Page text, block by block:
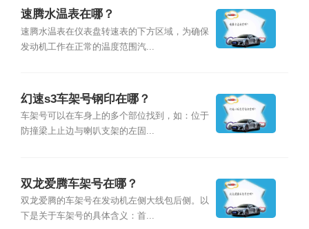
速腾水温表在哪？
速腾水温表在仪表盘转速表的下方区域，为确保
发动机工作在正常的温度范围汽...
幻速s3车架号钢印在哪？
车架号可以在车身上的多个部位找到，如：位于
防撞梁上止边与喇叭支架的左固...
双龙爱腾车架号在哪？
双龙爱腾的车架号在发动机左侧大线包后侧。以
下是关于车架号的具体含义：首...